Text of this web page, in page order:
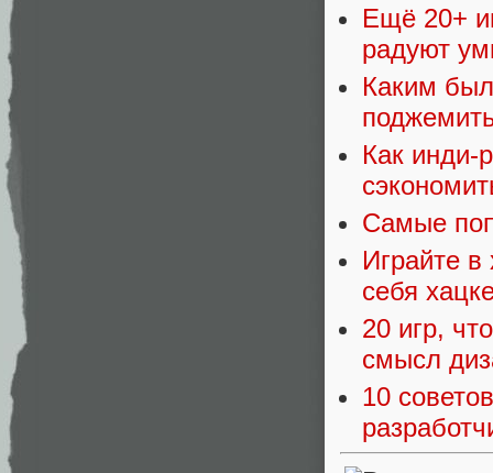
Ещё 20+
радуют
Каким
Как инди-
Самые
Играйте в
себя
20 игр,
смысл
10